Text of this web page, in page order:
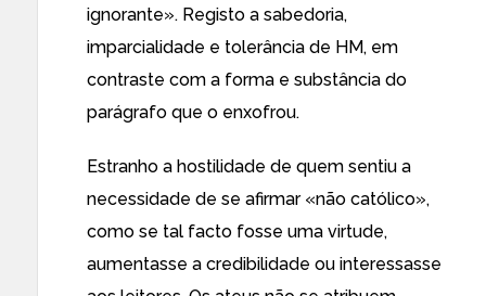
ignorante». Registo a sabedoria,
imparcialidade e tolerância de HM, em
contraste com a forma e substância do
parágrafo que o enxofrou.
Estranho a hostilidade de quem sentiu a
necessidade de se afirmar «não católico»,
como se tal facto fosse uma virtude,
aumentasse a credibilidade ou interessasse